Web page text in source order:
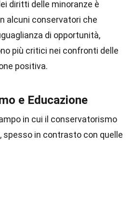
diritti delle minoranze è
alcuni conservatori che
di opportunità,
più critici nei confronti delle
positiva.
e Educazione
in cui il conservatorismo
spesso in contrasto con quelle